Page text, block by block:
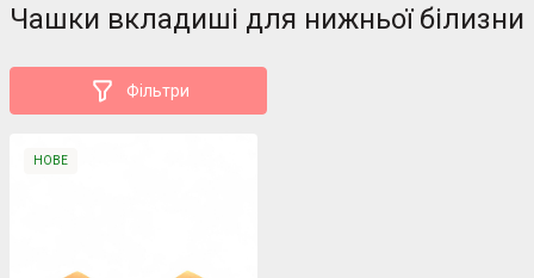
Чашки вкладиші для нижньої білизни
Фільтри
НОВЕ